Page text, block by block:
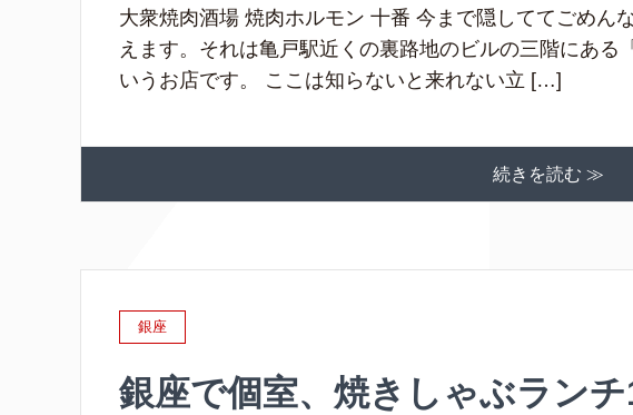
大衆焼肉酒場 焼肉ホルモン 十番 今まで隠しててごめん
えます。それは亀戸駅近くの裏路地のビルの三階にある
いうお店です。 ここは知らないと来れない立 […]
続きを読む ≫
銀座
銀座で個室、焼きしゃぶラン